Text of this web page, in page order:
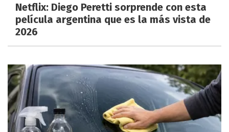
Netflix: Diego Peretti sorprende con esta
película argentina que es la más vista de
2026